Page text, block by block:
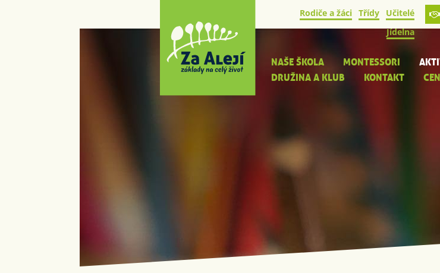
Rodiče a žáci Třídy
Učitelé
Jídelna
NAŠE ŠKOLA MONTESSORI
DRUŽINA A KLUB
KONTAKT